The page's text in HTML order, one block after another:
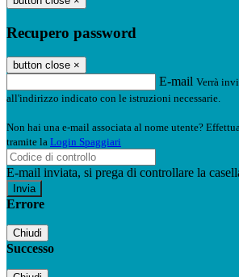
Recupero password
button close ×
E-mail Verrà
all'indirizzo indicato con le istruzioni necessarie.
Non hai una e-mail associata al nome utente?
tramite la Login Spaggiari
E-mail inviata, si prega di controllare la
Errore
Chiudi
Successo